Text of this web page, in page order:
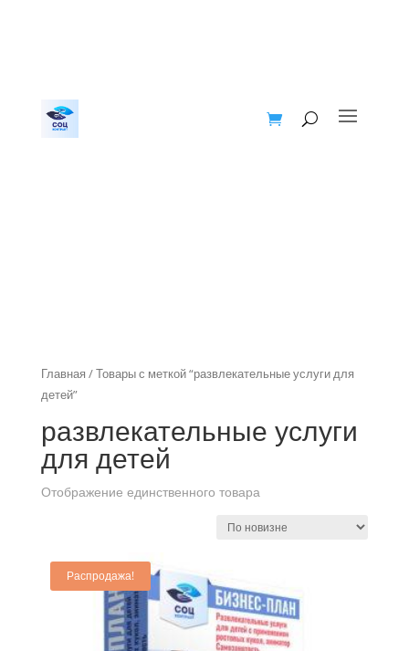
Главная / Товары с меткой “развлекательные услуги для
детей”
развлекательные услуги
для детей
Отображение единственного товара
Распродажа!